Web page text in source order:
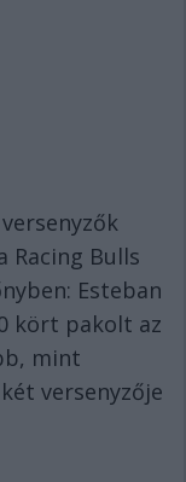
Racing Bulls
Esteban
kört pakolt az
mint
versenyzője